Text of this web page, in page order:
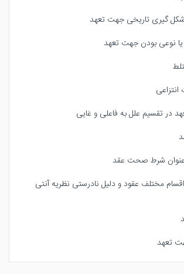
مختلف عقود و دلیل نادرستی نظریه آنتی